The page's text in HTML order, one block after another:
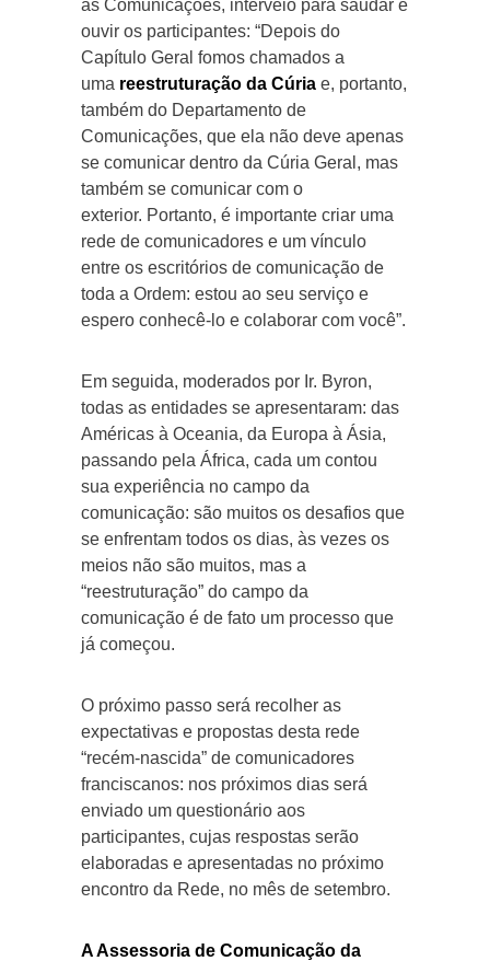
as Comunicações, interveio para saudar e
ouvir os participantes: “Depois do
Capítulo Geral fomos chamados a
uma reestruturação da Cúria e, portanto,
também do Departamento de
Comunicações, que ela não deve apenas
se comunicar dentro da Cúria Geral, mas
também se comunicar com o
exterior. Portanto, é importante criar uma
rede de comunicadores e um vínculo
entre os escritórios de comunicação de
toda a Ordem: estou ao seu serviço e
espero conhecê-lo e colaborar com você”.
Em seguida, moderados por Ir. Byron,
todas as entidades se apresentaram: das
Américas à Oceania, da Europa à Ásia,
passando pela África, cada um contou
sua experiência no campo da
comunicação: são muitos os desafios que
se enfrentam todos os dias, às vezes os
meios não são muitos, mas a
“reestruturação” do campo da
comunicação é de fato um processo que
já começou.
O próximo passo será recolher as
expectativas e propostas desta rede
“recém-nascida” de comunicadores
franciscanos: nos próximos dias será
enviado um questionário aos
participantes, cujas respostas serão
elaboradas e apresentadas no próximo
encontro da Rede, no mês de setembro.
A Assessoria de Comunicação da